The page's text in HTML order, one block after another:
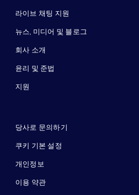
라이브 채팅 지원
뉴스, 미디어 및 블로그
회사 소개
윤리 및 준법
지원
당사로 문의하기
쿠키 기본 설정
개인정보
이용 약관